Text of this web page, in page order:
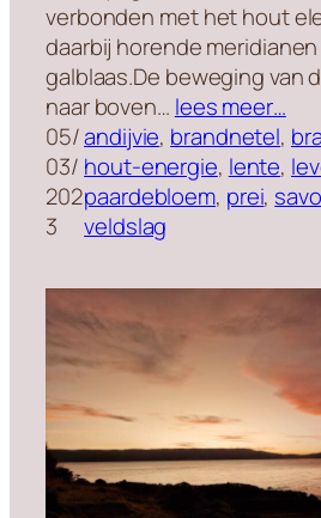
verbonden met het hout
daarbij horende
galblaas.De beweging van
naar boven… lees meer…
05/
03/
202
3
andijvie, brandnetel,
hout-energie, lente,
paardebloem, prei,
veldslag